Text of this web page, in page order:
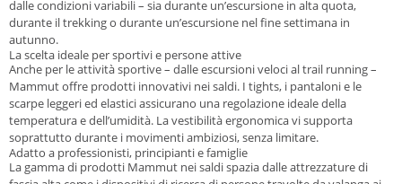
dalle condizioni variabili – sia durante un’escursione in alta quota,
durante il trekking o durante un’escursione nel fine settimana in
autunno.
La scelta ideale per sportivi e persone attive
Anche per le attività sportive – dalle escursioni veloci al trail running –
Mammut offre prodotti innovativi nei saldi. I tights, i pantaloni e le
scarpe leggeri ed elastici assicurano una regolazione ideale della
temperatura e dell’umidità. La vestibilità ergonomica vi supporta
soprattutto durante i movimenti ambiziosi, senza limitare.
Adatto a professionisti, principianti e famiglie
La gamma di prodotti Mammut nei saldi spazia dalle attrezzature di